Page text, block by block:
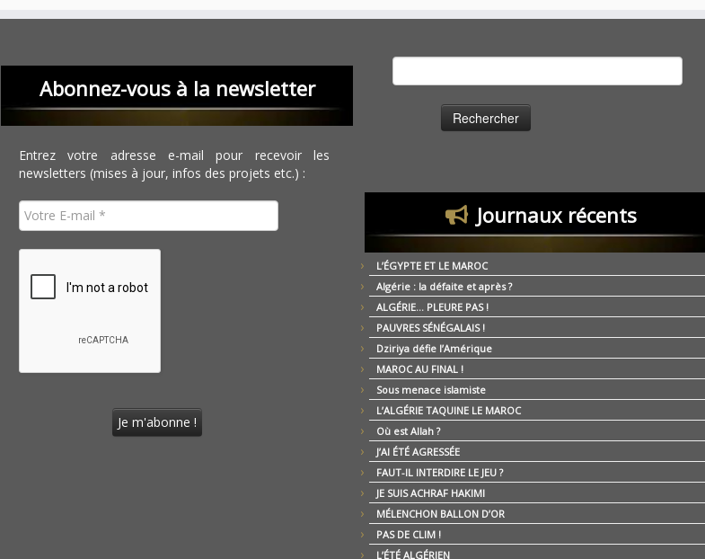
Abonnez-vous à la newsletter
Entrez votre adresse e-mail pour recevoir les
newsletters (mises à jour, infos des projets etc.) :
Journaux récents
L’ÉGYPTE ET LE MAROC
Algérie : la défaite et après ?
ALGÉRIE… PLEURE PAS !
PAUVRES SÉNÉGALAIS !
Dziriya défie l’Amérique
MAROC AU FINAL !
Sous menace islamiste
L’ALGÉRIE TAQUINE LE MAROC
Où est Allah ?
J’AI ÉTÉ AGRESSÉE
FAUT-IL INTERDIRE LE JEU ?
JE SUIS ACHRAF HAKIMI
MÉLENCHON BALLON D’OR
PAS DE CLIM !
L’ÉTÉ ALGÉRIEN